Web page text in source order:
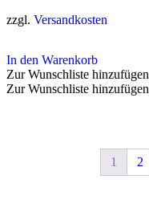
zzgl. Versandkosten
In den Warenkorb
Zur Wunschliste hinzufügen
Zur Wunschliste hinzufügen
1 2